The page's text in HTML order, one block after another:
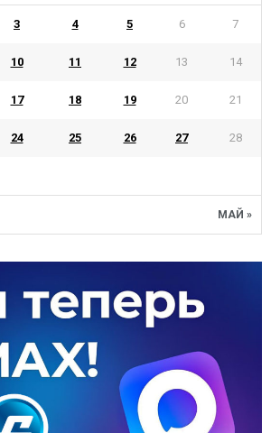
МАЙ »
3 4 5 6 7
10 11 12 13 14
17 18 19 20 21
24 25 26 27 28